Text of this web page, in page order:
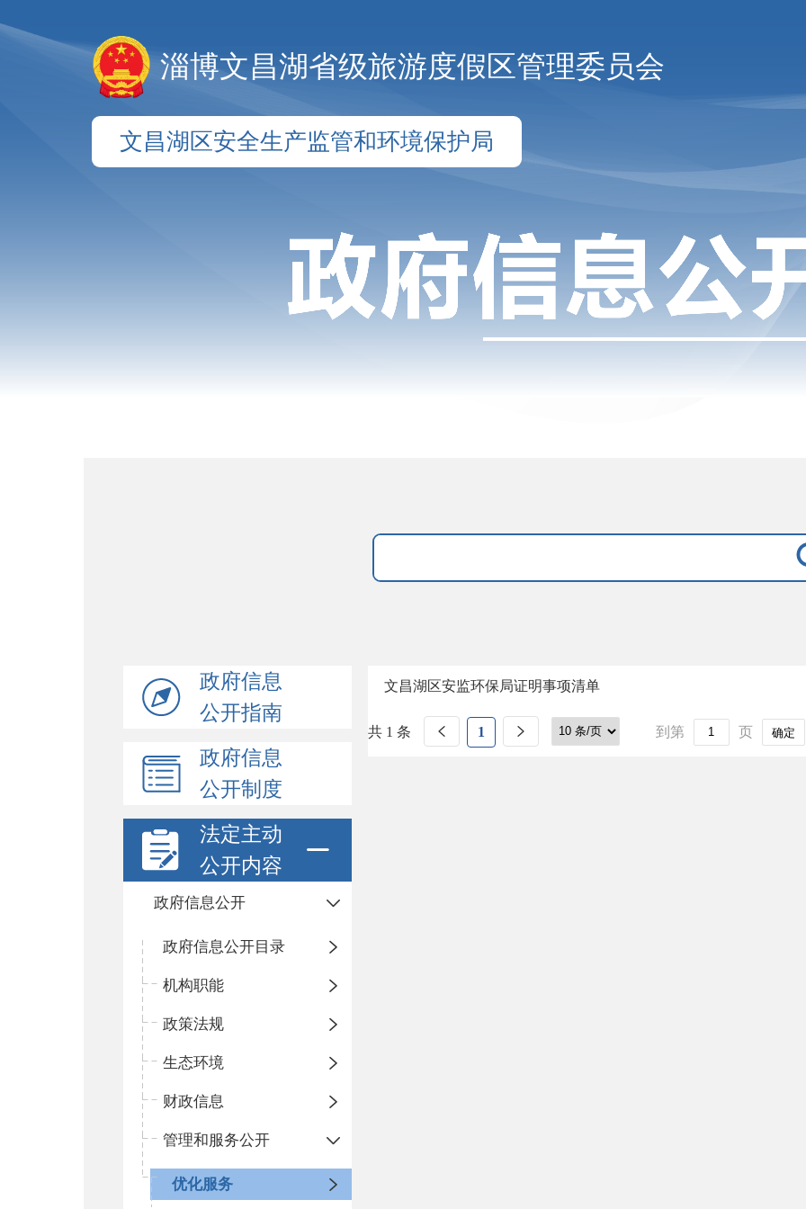
淄博文昌湖省级旅游度假区管理委员会
文昌湖区安全生产监管和环境保护局
政府信息
公开指南
政府信息
公开制度
法定主动
公开内容
政府信息公开
政府信息公开目录
机构职能
政策法规
生态环境
财政信息
管理和服务公开
优化服务
文昌湖区安监环保局证明事项清单
共 1 条 1 到第 页 确定